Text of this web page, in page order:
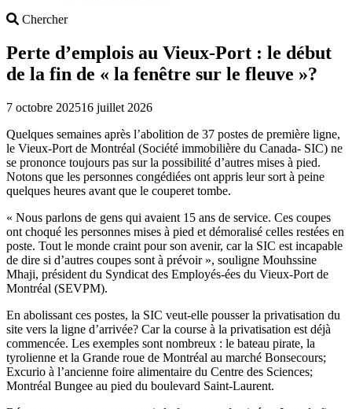
ChercherSearch
Perte d’emplois au Vieux-Port : le début
de la fin de « la fenêtre sur le fleuve »?
7 octobre 202516 juillet 2026
Quelques semaines après l’abolition de 37 postes de première ligne,
le Vieux-Port de Montréal (Société immobilière du Canada- SIC) ne
se prononce toujours pas sur la possibilité d’autres mises à pied.
Notons que les personnes congédiées ont appris leur sort à peine
quelques heures avant que le couperet tombe.
« Nous parlons de gens qui avaient 15 ans de service. Ces coupes
ont choqué les personnes mises à pied et démoralisé celles restées en
poste. Tout le monde craint pour son avenir, car la SIC est incapable
de dire si d’autres coupes sont à prévoir », souligne Mouhssine
Mhaji, président du Syndicat des Employés-ées du Vieux-Port de
Montréal (SEVPM).
En abolissant ces postes, la SIC veut-elle pousser la privatisation du
site vers la ligne d’arrivée? Car la course à la privatisation est déjà
commencée. Les exemples sont nombreux : le bateau pirate, la
tyrolienne et la Grande roue de Montréal au marché Bonsecours;
Excurio à l’ancienne foire alimentaire du Centre des Sciences;
Montréal Bungee au pied du boulevard Saint-Laurent.